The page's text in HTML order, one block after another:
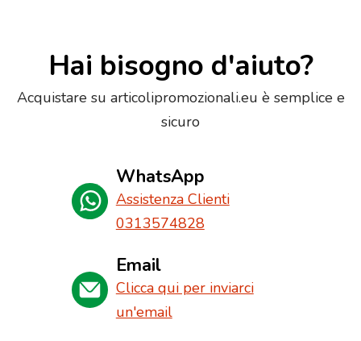
Hai bisogno d'aiuto?
Acquistare su articolipromozionali.eu è semplice e
sicuro
WhatsApp
Assistenza Clienti
0313574828
Email
Clicca qui per inviarci
un'email